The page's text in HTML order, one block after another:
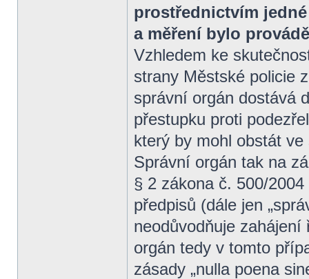
prostřednictvím
a měření bylo
Vzhledem ke
strany Městské policie
správní orgán dostává
přestupku proti
který by mohl obstát
Správní orgán tak na
§ 2 zákona č. 500/
předpisů (dále jen
neodůvodňuje
orgán tedy v tomto
zásady „nulla poena